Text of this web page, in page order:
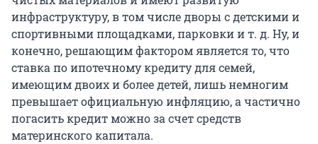
инфраструктуру, в том числе дворы с детскими и
спортивными площадками, парковки и т. д. Ну, и
конечно, решающим фактором является то, что
ставка по ипотечному кредиту для семей,
имеющим двоих и более детей, лишь немногим
превышает официальную инфляцию, а частично
погасить кредит можно за счет средств
материнского капитала.